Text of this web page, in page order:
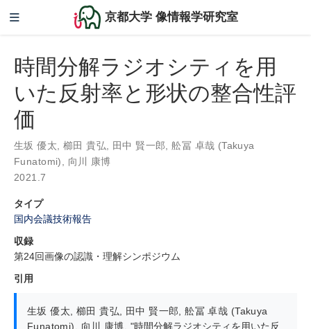
京都大学 像情報学研究室
時間分解ラジオシティを用
いた反射率と形状の整合性評
価
生坂 優太 櫛田 貴弘 田中 賢一郎 ,舩冨 卓哉 (Takuya
Funatomi)
向川 康博
2021.7
タイプ
国内会議技術報告
収録
第24回画像の認識・理解シンポジウム
引用
生坂 優太 櫛田 貴弘 田中 賢一郎 ,舩冨 卓哉 (Takuya
Funatomi)
向川 康博
"時間分解ラジオシティを用いた反